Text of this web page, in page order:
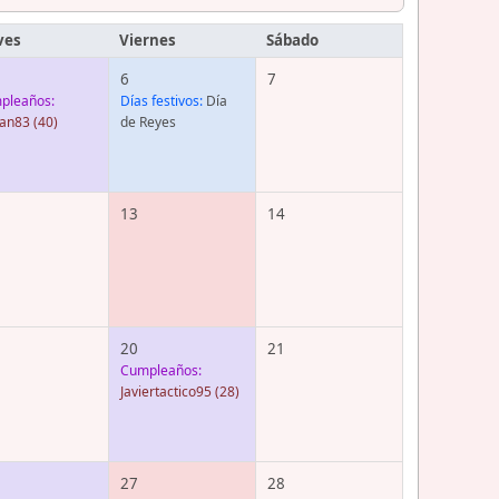
Viernes Sábado
(40)
6
Días festivos: Día
de Reyes
7
13 14
20
Cumpleaños:
Javiertactico95 (28)
21
27 28